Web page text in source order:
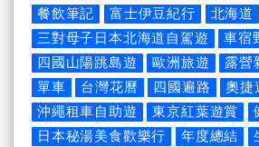
餐飲筆記
富士伊豆紀行 北海道
三對母子日本北海道自駕遊
車宿
四國山陽跳島遊
歐洲旅遊 露營
單車
台灣花曆 四國遍路
奧捷
沖繩租車自助遊
東京紅葉遊賞
日本秘湯美食歡樂行
年度總結